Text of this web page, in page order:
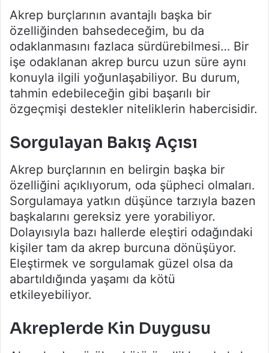
Akrep burçlarının avantajlı başka bir
özelliğinden bahsedeceğim, bu da
odaklanmasını fazlaca sürdürebilmesi… Bir
işe odaklanan akrep burcu uzun süre aynı
konuyla ilgili yoğunlaşabiliyor. Bu durum,
tahmin edebileceğin gibi başarılı bir
özgeçmişi destekler niteliklerin habercisidir.
Sorgulayan Bakış Açısı
Akrep burçlarının en belirgin başka bir
özelliğini açıklıyorum, oda şüpheci olmaları.
Sorgulamaya yatkın düşünce tarzıyla bazen
başkalarını gereksiz yere yorabiliyor.
Dolayısıyla bazı hallerde eleştiri odağındaki
kişiler tam da akrep burcuna dönüşüyor.
Eleştirmek ve sorgulamak güzel olsa da
abartıldığında yaşamı da kötü
etkileyebiliyor.
Akreplerde Kin Duygusu